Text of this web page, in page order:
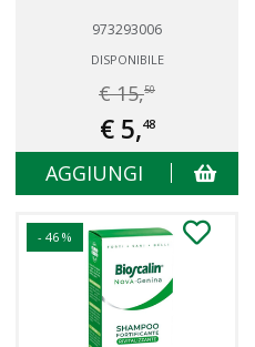
973293006
DISPONIBILE
€ 15,50
€ 5,48
AGGIUNGI
- 46 %